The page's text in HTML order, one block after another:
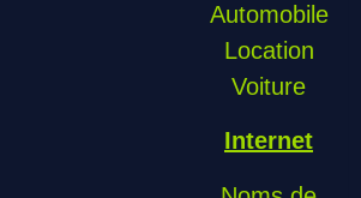
Automobile
Location
Voiture
Internet